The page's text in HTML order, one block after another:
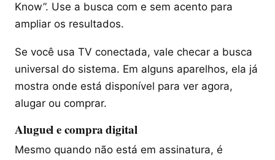
Know”. Use a busca com e sem acento para
ampliar os resultados.
Se você usa TV conectada, vale checar a busca
universal do sistema. Em alguns aparelhos, ela já
mostra onde está disponível para ver agora,
alugar ou comprar.
Aluguel e compra digital
Mesmo quando não está em assinatura, é